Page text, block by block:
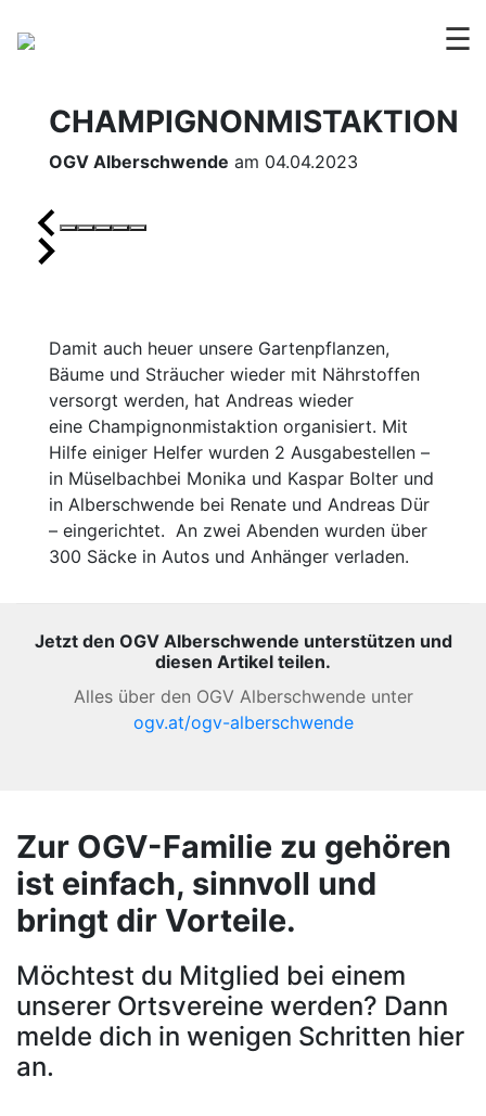
☰
CHAMPIGNONMISTAKTION
OGV Alberschwende am 04.04.2023
Damit auch heuer unsere Gartenpflanzen,
Bäume und Sträucher wieder mit Nährstoffen
versorgt werden, hat Andreas wieder
eine Champignonmistaktion organisiert. Mit
Hilfe einiger Helfer wurden 2 Ausgabestellen –
in Müselbachbei Monika und Kaspar Bolter und
in Alberschwende bei Renate und Andreas Dür
– eingerichtet. An zwei Abenden wurden über
300 Säcke in Autos und Anhänger verladen.
Jetzt den OGV Alberschwende unterstützen und
diesen Artikel teilen.
Alles über den OGV Alberschwende unter
ogv.at/ogv-alberschwende
Zur OGV-Familie zu gehören
ist einfach, sinnvoll und
bringt dir Vorteile.
Möchtest du Mitglied bei einem
unserer Ortsvereine werden? Dann
melde dich in wenigen Schritten hier
an.